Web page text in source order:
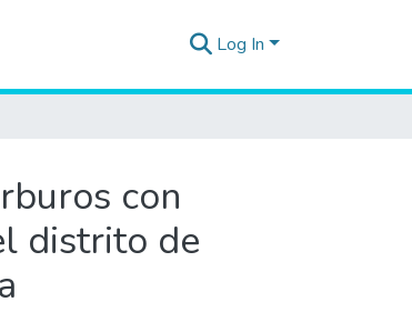
Log In
con
distrito de